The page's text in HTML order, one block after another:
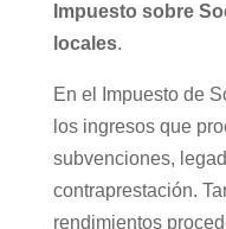
Impuesto sobre
locales.
En el Impuesto de
los ingresos que
subvenciones,
contraprestación.
rendimientos